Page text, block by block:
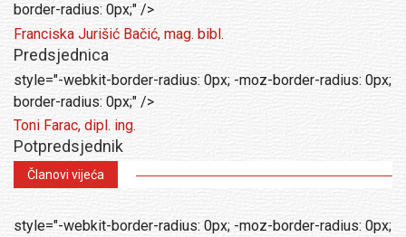
border-radius: 0px;" />
Franciska Jurišić Bačić, mag. bibl.
Predsjednica
style="-webkit-border-radius: 0px; -moz-border-radius: 0px;
border-radius: 0px;" />
Toni Farac, dipl. ing.
Potpredsjednik
Članovi vijeća
style="-webkit-border-radius: 0px; -moz-border-radius: 0px;